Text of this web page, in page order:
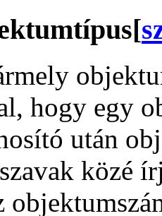
[
hogy egy
után
közé